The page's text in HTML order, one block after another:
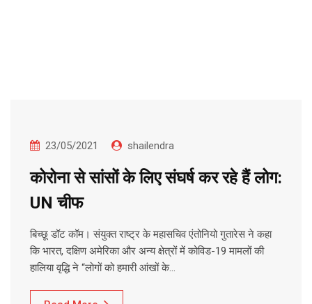
23/05/2021 shailendra
कोरोना से सांसों के लिए संघर्ष कर रहे हैं लोग:
UN चीफ
बिच्छू डॉट कॉम। संयुक्त राष्ट्र के महासचिव एंतोनियो गुतारेस ने कहा
कि भारत, दक्षिण अमेरिका और अन्य क्षेत्रों में कोविड-19 मामलों की
हालिया वृद्धि ने “लोगों को हमारी आंखों के…